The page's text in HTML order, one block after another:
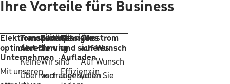
Ihre Vorteile fürs Business
Elektromobilität,
optimiert für
Unternehmen
Mit unseren
Transparente
Abrechnung
Keine
Überraschungen,
Zuverlässiger
Service
Wir sind
vertrauensvoller
Schnelles
und sicheres
Aufladen
Effizienz in
Ökostrom
auf Wunsch
Auf Wunsch
laden Sie